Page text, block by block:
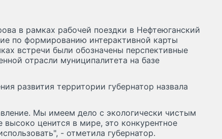
в рамках рабочей поездки в Нефтеюганский
по формированию интерактивной карты
встречи были обозначены перспективные
отрасли муниципалитета на базе
развития территории губернатор назвала
Мы имеем дело с экологически чистым
ценится в мире, это конкурентное
- отметила губернатор.